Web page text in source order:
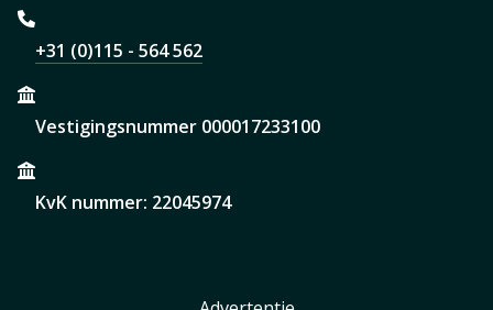
+31 (0)115 - 564 562
Vestigingsnummer 000017233100
KvK nummer: 22045974